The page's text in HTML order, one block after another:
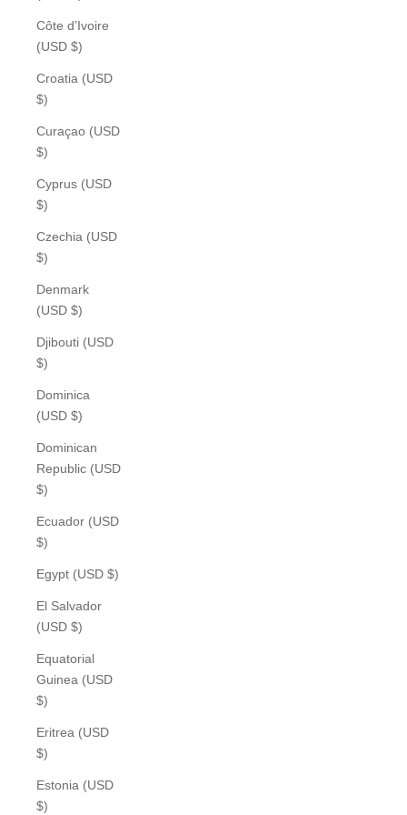
Côte d’Ivoire
(USD $)
Croatia (USD
$)
Curaçao (USD
$)
Cyprus (USD
$)
Czechia (USD
$)
Denmark
(USD $)
Djibouti (USD
$)
Dominica
(USD $)
Dominican
Republic (USD
$)
Ecuador (USD
$)
Egypt (USD $)
El Salvador
(USD $)
Equatorial
Guinea (USD
$)
Eritrea (USD
$)
Estonia (USD
$)